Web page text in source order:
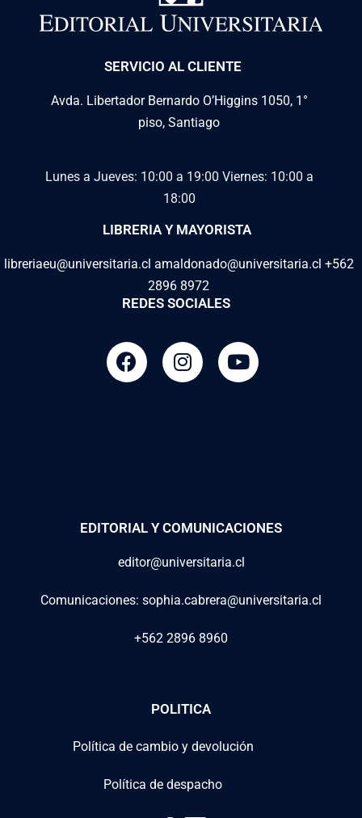
SERVICIO AL CLIENTE
Avda. Libertador Bernardo O’Higgins 1050, 1°
piso, Santiago
Lunes a Jueves: 10:00 a 19:00 Viernes: 10:00 a
18:00
LIBRERIA Y MAYORISTA
libreriaeu@universitaria.cl amaldonado@universitaria.cl +562
2896 8972
REDES SOCIALES
EDITORIAL Y COMUNICACIONES
editor@universitaria.cl
Comunicaciones: sophia.cabrera@universitaria.cl
+562 2896 8960
POLITICA
Política de cambio y devolución
Política de despacho